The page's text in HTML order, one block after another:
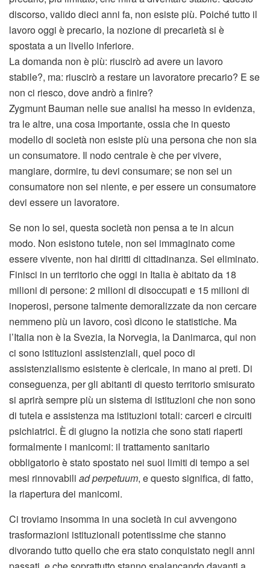
discorso, valido dieci anni fa, non esiste più. Poiché tutto il
lavoro oggi è precario, la nozione di precarietà si è
spostata a un livello inferiore.
La domanda non è più: riuscirò ad avere un lavoro
stabile?, ma: riuscirò a restare un lavoratore precario? E se
non ci riesco, dove andrò a finire?
Zygmunt Bauman nelle sue analisi ha messo in evidenza,
tra le altre, una cosa importante, ossia che in questo
modello di società non esiste più una persona che non sia
un consumatore. Il nodo centrale è che per vivere,
mangiare, dormire, tu devi consumare; se non sei un
consumatore non sei niente, e per essere un consumatore
devi essere un lavoratore.
Se non lo sei, questa società non pensa a te in alcun
modo. Non esistono tutele, non sei immaginato come
essere vivente, non hai diritti di cittadinanza. Sei eliminato.
Finisci in un territorio che oggi in Italia è abitato da 18
milioni di persone: 2 milioni di disoccupati e 15 milioni di
inoperosi, persone talmente demoralizzate da non cercare
nemmeno più un lavoro, così dicono le statistiche. Ma
l’Italia non è la Svezia, la Norvegia, la Danimarca, qui non
ci sono istituzioni assistenziali, quel poco di
assistenzialismo esistente è clericale, in mano ai preti. Di
conseguenza, per gli abitanti di questo territorio smisurato
si aprirà sempre più un sistema di istituzioni che non sono
di tutela e assistenza ma istituzioni totali: carceri e circuiti
psichiatrici. È di giugno la notizia che sono stati riaperti
formalmente i manicomi: il trattamento sanitario
obbligatorio è stato spostato nei suoi limiti di tempo a sei
mesi rinnovabili ad perpetuum, e questo significa, di fatto,
la riapertura dei manicomi.
Ci troviamo insomma in una società in cui avvengono
trasformazioni istituzionali potentissime che stanno
divorando tutto quello che era stato conquistato negli anni